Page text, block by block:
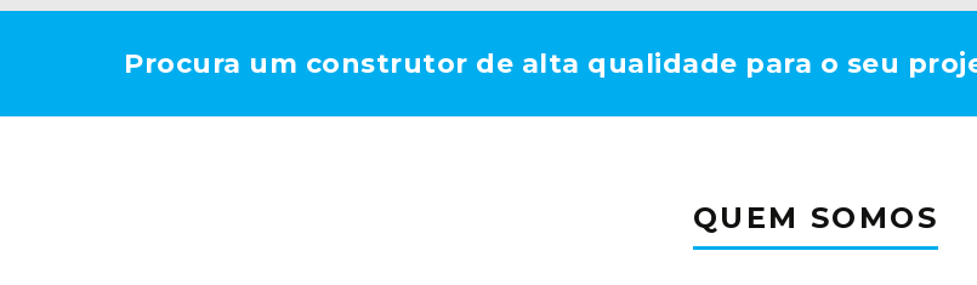
Procura um construtor de alta qualidade para o seu
QUEM SOMOS